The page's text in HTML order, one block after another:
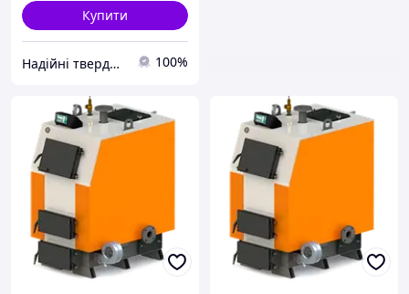
Купити
Надійні твердопаливні котли від teplo-street.com.ua 100%